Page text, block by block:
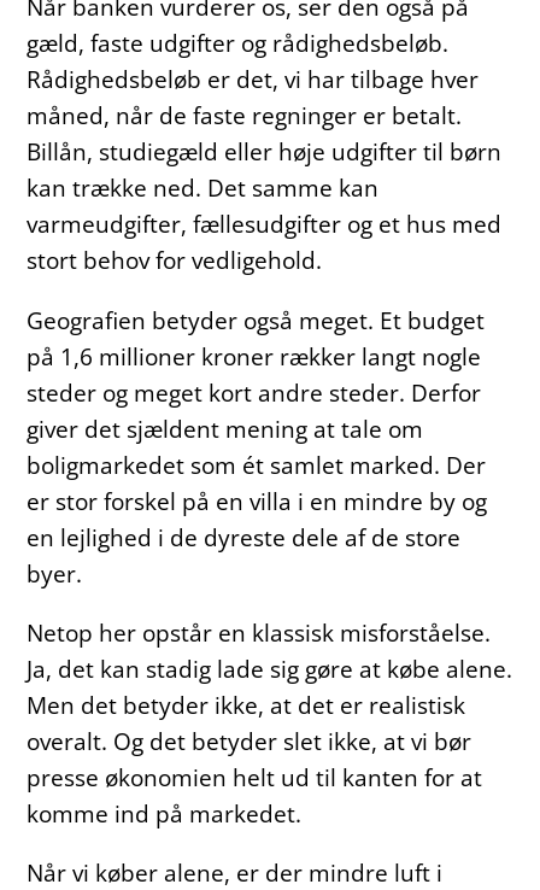
Når banken vurderer os, ser den også på
gæld, faste udgifter og rådighedsbeløb.
Rådighedsbeløb er det, vi har tilbage hver
måned, når de faste regninger er betalt.
Billån, studiegæld eller høje udgifter til børn
kan trække ned. Det samme kan
varmeudgifter, fællesudgifter og et hus med
stort behov for vedligehold.
Geografien betyder også meget. Et budget
på 1,6 millioner kroner rækker langt nogle
steder og meget kort andre steder. Derfor
giver det sjældent mening at tale om
boligmarkedet som ét samlet marked. Der
er stor forskel på en villa i en mindre by og
en lejlighed i de dyreste dele af de store
byer.
Netop her opstår en klassisk misforståelse.
Ja, det kan stadig lade sig gøre at købe alene.
Men det betyder ikke, at det er realistisk
overalt. Og det betyder slet ikke, at vi bør
presse økonomien helt ud til kanten for at
komme ind på markedet.
Når vi køber alene, er der mindre luft i